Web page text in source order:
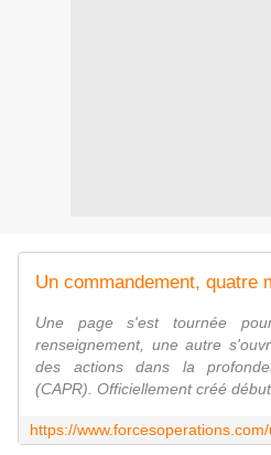
Une page s'est tournée
renseignement, une autre
des actions dans la
(CAPR). Officiellement créé début